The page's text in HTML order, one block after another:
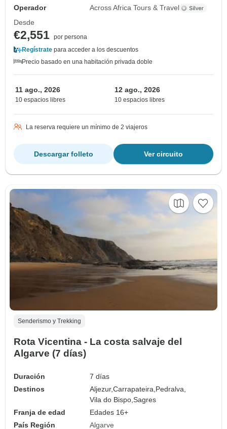
Operador
Across Africa Tours & Travel
Desde
€2,551 por persona
Regístrate para acceder a los descuentos
Precio basado en una habitación privada doble
11 ago., 2026
10 espacios libres
12 ago., 2026
10 espacios libres
La reserva requiere un mínimo de 2 viajeros
Ver circuito
Descargar folleto
Senderismo y Trekking
Rota Vicentina - La costa salvaje del
Algarve (7 días)
Duración
7 días
Destinos
Aljezur,Carrapateira, Pedralva,
Vila do Bispo,Sagres
Franja de edad
Edades 16+
País Región
Algarve